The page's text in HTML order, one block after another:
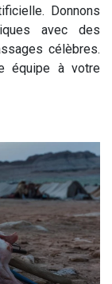
Donnons
avec des
célèbres.
équipe à votre